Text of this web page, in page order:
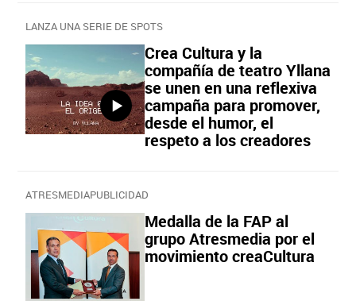
LANZA UNA SERIE DE SPOTS
Crea Cultura y la
compañía de teatro Yllana
se unen en una reflexiva
campaña para promover,
desde el humor, el
respeto a los creadores
ATRESMEDIAPUBLICIDAD
Medalla de la FAP al
grupo Atresmedia por el
movimiento creaCultura